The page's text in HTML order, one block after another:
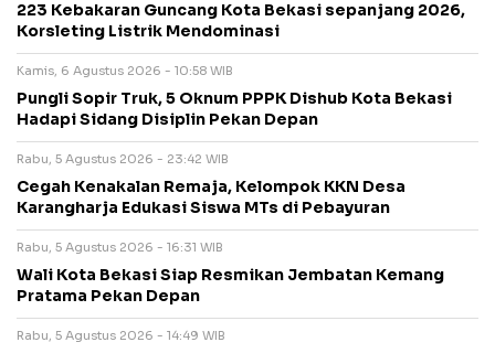
223 Kebakaran Guncang Kota Bekasi sepanjang 2026,
Korsleting Listrik Mendominasi
Kamis, 6 Agustus 2026 - 10:58 WIB
Pungli Sopir Truk, 5 Oknum PPPK Dishub Kota Bekasi
Hadapi Sidang Disiplin Pekan Depan
Rabu, 5 Agustus 2026 - 23:42 WIB
Cegah Kenakalan Remaja, Kelompok KKN Desa
Karangharja Edukasi Siswa MTs di Pebayuran
Rabu, 5 Agustus 2026 - 16:31 WIB
Wali Kota Bekasi Siap Resmikan Jembatan Kemang
Pratama Pekan Depan
Rabu, 5 Agustus 2026 - 14:49 WIB